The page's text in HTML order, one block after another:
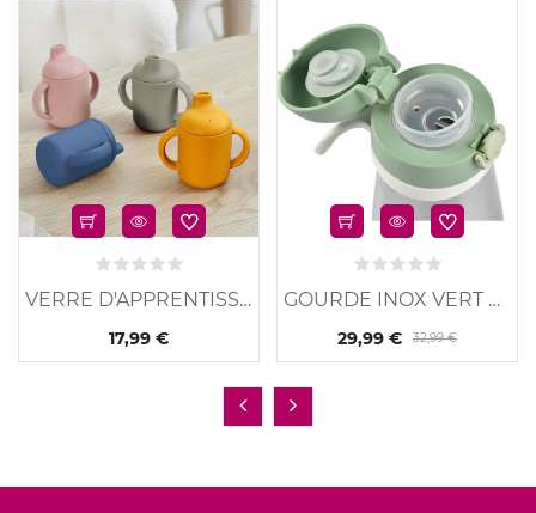
VERRE D'APPRENTISSAGE...
17,99 €
Nouveau
GOURDE INOX VERT SAUGE
29,99 € 32,99 €